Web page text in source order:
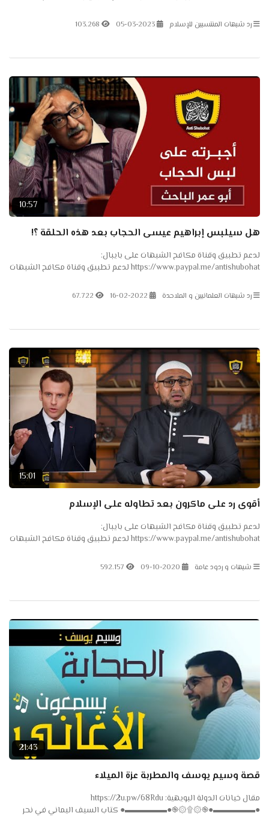
فودافون...
رد شبهات المنتسبين للإسلام 05-03-2023
103.268
10:57
هل سيلبس إبراهيم عيسى الحجاب بعد هذه الحلقة ؟!
لدعم تطبيق وقناة مكافح الشبهات على بايبال:
https://www.paypal.me/antishubohat لدعم تطبيق وقناة مكافح الشبهات
على...
رد شبهات العلمانيين و الملاحدة 16-02-2022
67.722
15:01
أقوى رد على ماكرون بعد تطاوله على الإسلام
لدعم تطبيق وقناة مكافح الشبهات على بايبال:
https://www.paypal.me/antishubohat لدعم تطبيق وقناة مكافح الشبهات
على...شبهات و ردود عامة 09-10-2020
592.157
21:43
قصة وسيم يوسف والمطربة عزة الميلاء
مقال خيانات الدولة البويهية: https://2u.pw/68Rdu
●▬▬▬▬▬●֎۞۩۞֎●▬▬▬▬▬● كتاب السيف اليماني في نحر